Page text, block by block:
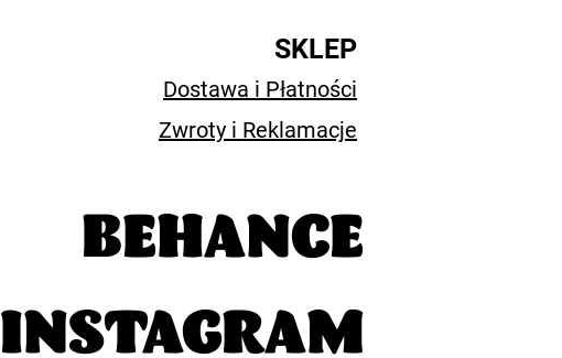
SKLEP
Dostawa i Płatności
Zwroty i Reklamacje
BEHANCE
INSTAGRAM